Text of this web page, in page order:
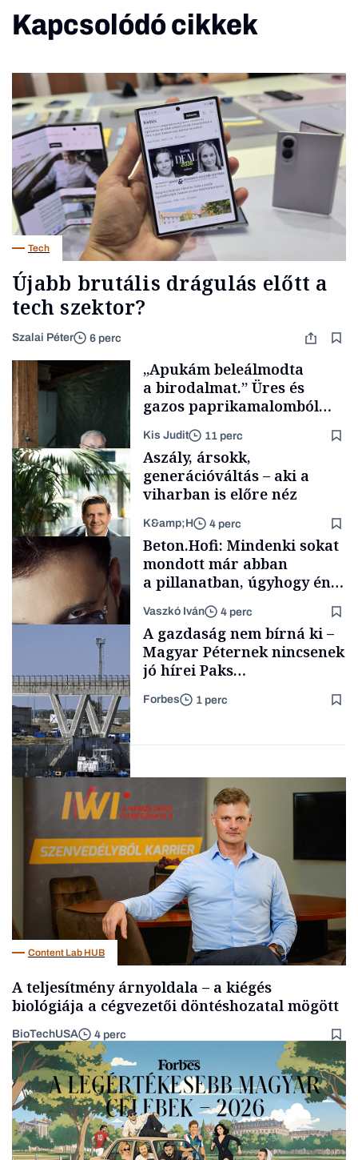
Kapcsolódó cikkek
Tech
Újabb brutális drágulás előtt a
tech szektor?
Szalai Péter 6 perc
Családi
vállalkozások
„Apukám beleálmodta
a birodalmat.” Üres és
gazos paprikamalomból
lett az igazi családi
fűszersztori
Kis Judit 11 perc
TÁMOGATÓI
Aszály, ársokk,
generációváltás – aki a
viharban is előre néz
K&amp;H 4 perc
Forbes-sztori
Beton.Hofi: Mindenki sokat
mondott már abban
a pillanatban, úgyhogy én
a legsarkosabb
gondolataimat akartam
kimondani
Vaszkó Iván 4 perc
A gazdaság nem bírná ki –
Magyar Péternek nincsenek
jó hírei Paks
újraindításáról
Forbes 1 perc
Content Lab HUB
A teljesítmény árnyoldala – a kiégés
biológiája a cégvezetői döntéshozatal mögött
BioTechUSA 4 perc